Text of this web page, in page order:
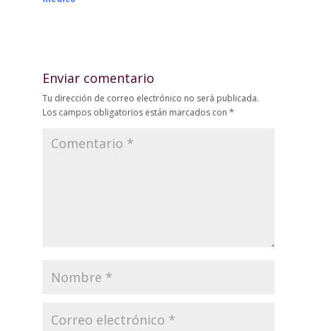
Enviar comentario
Tu dirección de correo electrónico no será publicada.
Los campos obligatorios están marcados con *